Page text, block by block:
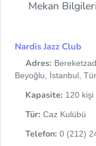
Mekan Bilgileri
Nardis Jazz Club
Adres:
Beyoğlu, İstanbul,
Kapasite: 120 kişi
Tür: Caz Kulübü
Telefon: 0 (212)